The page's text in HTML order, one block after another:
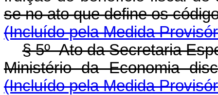
se no ato que define os
(Incluído pela Medida
§ 5º Ato da Secretaria
Ministério da Economia
(Incluído pela Medida